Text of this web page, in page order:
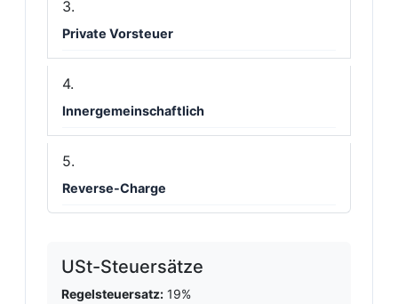
Private Vorsteuer
Innergemeinschaftlich
Reverse-Charge
USt-Steuersätze
Regelsteuersatz: 19%